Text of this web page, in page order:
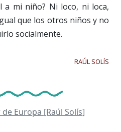
a mi niño? Ni loco, ni loca,
que los otros niños y no
socialmente.
RAÚL SOLÍS
de Europa [Raúl Solís]